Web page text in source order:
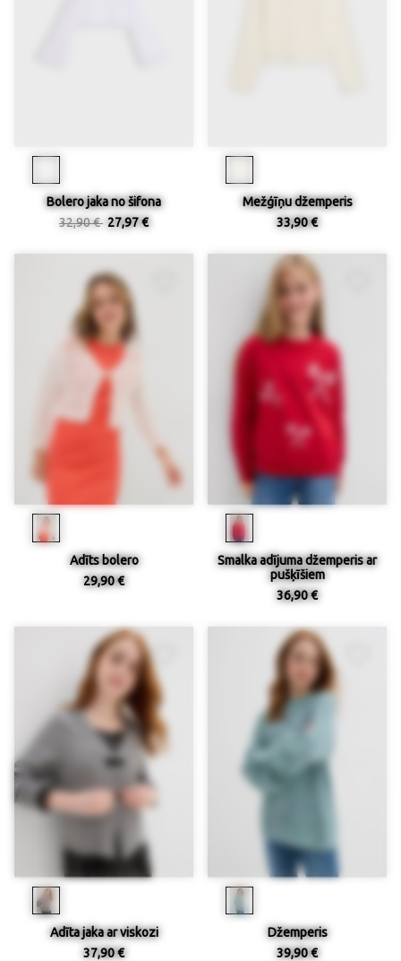
Bolero jaka no šifona
32,90 € 27,97 €
Mežģīņu džemperis
33,90 €
Adīts bolero
29,90 €
Smalka adījuma džemperis ar
pušķīšiem
36,90 €
Adīta jaka ar viskozi
37,90 €
Džemperis
39,90 €